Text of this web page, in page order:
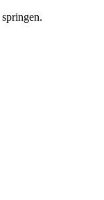
springen.